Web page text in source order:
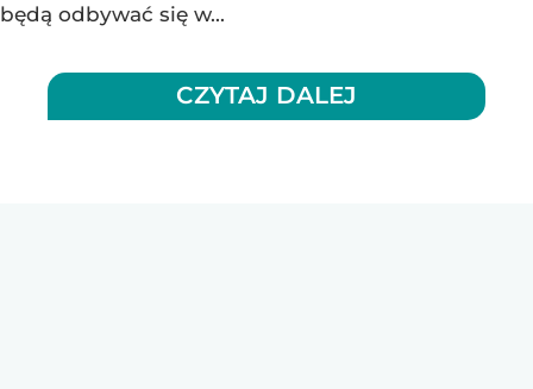
będą odbywać się w...
CZYTAJ DALEJ